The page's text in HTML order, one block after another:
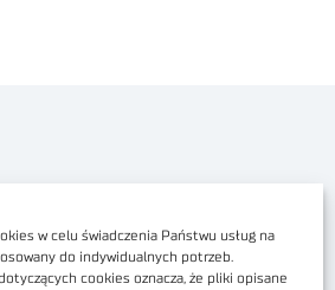
w celu świadczenia Państwu usług na
do indywidualnych potrzeb.
cookies oznacza, że pliki opisane